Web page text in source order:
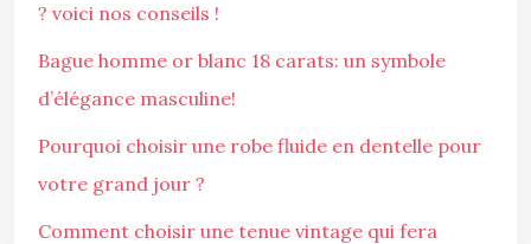
? voici nos conseils !
Bague homme or blanc 18 carats: un symbole
d’élégance masculine!
Pourquoi choisir une robe fluide en dentelle pour
votre grand jour ?
Comment choisir une tenue vintage qui fera